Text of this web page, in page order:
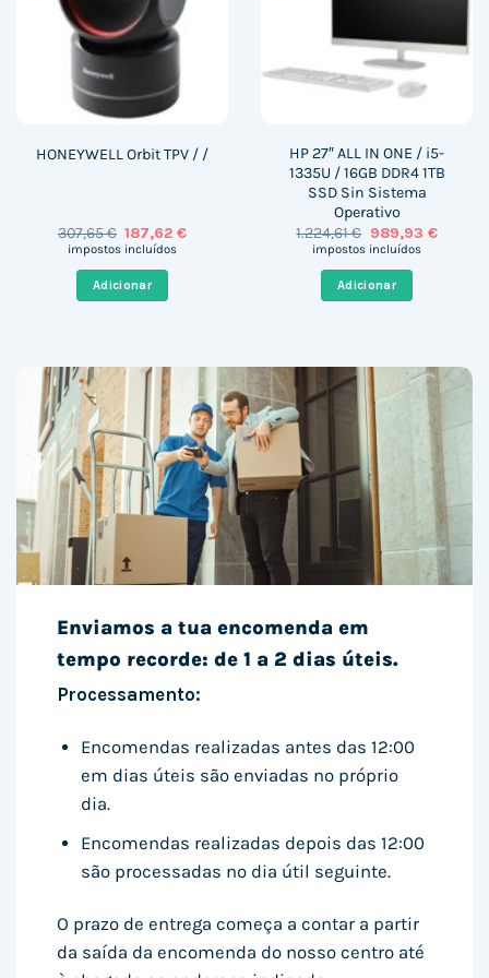
HONEYWELL Orbit TPV / /
307,65€ O
preço
era:
307,65 €.
187,62€O
impostos incluídos
Adicionar
HP 27″ ALL IN ONE / i5-
1335U / 16GB DDR4 1TB
SSD Sin Sistema
Operativo
1.224,61€ O
preço
era:
1.224,61 €.
989,93 €O
impostos incluídos
Adicionar
Enviamos a tua encomenda em
tempo recorde: de 1 a 2 dias úteis.
Processamento:
Encomendas realizadas antes das 12:00
em dias úteis são enviadas no próprio
dia.
Encomendas realizadas depois das 12:00
são processadas no dia útil seguinte.
O prazo de entrega começa a contar a partir
da saída da encomenda do nosso centro até